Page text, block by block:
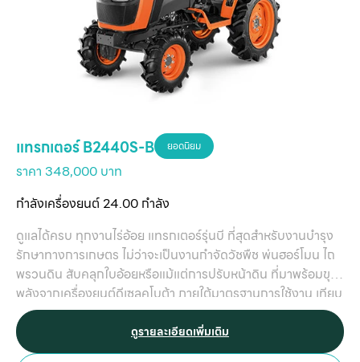
แทรกเตอร์ B2440S-B ยอดนิยม
ราคา 348,000 บาท
กำลังเครื่องยนต์ 24.00 กำลัง
ดูแลได้ครบ ทุกงานไร่อ้อย แทรกเตอร์รุ่นบี ที่สุดสำหรับงานบำรุง
รักษาทางการเกษตร ไม่ว่าจะเป็นงานกำจัดวัชพืช พ่นฮอร์โมน ไถ
พรวนดิน สับคลุกใบอ้อยหรือแม้แต่การปรับหน้าดิน ที่มาพร้อมขุม
พลังจากเครื่องยนต์ดีเซลคูโบต้า ภายใต้มาตรฐานการใช้งาน เทียบ
เท่าแทรกเตอร์รุ่นใหญ่ ตอบโจทย์ทุกความต้องการใช้งานสำหรับ
เกษตรกรไทยโดยเฉพาะดูรายละเอียดเพิ่มเติม